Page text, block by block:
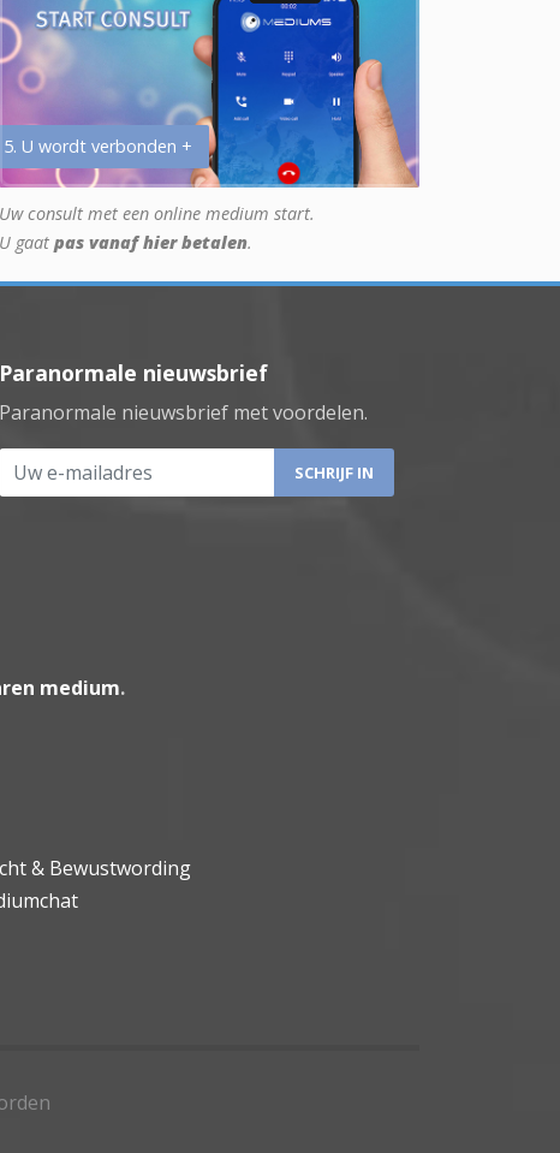
5. U wordt verbonden +
Uw consult met een online medium start.
U gaat pas vanaf hier betalen.
Paranormale nieuwsbrief
Paranormale nieuwsbrief met voordelen.
Uw e-mailadres
medium.
& Bewustwording